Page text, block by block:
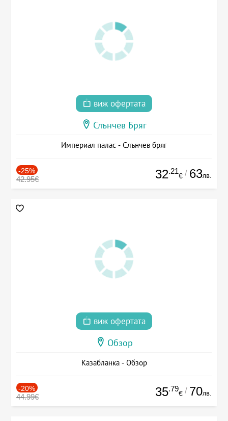
виж офертата
Слънчев Бряг
Империал палас - Слънчев бряг
-25%
42.95€ 32.21
€ / 63лв.
виж офертата
Обзор
Казабланка - Обзор
-20%
44.99€ 35.79
€ / 70лв.